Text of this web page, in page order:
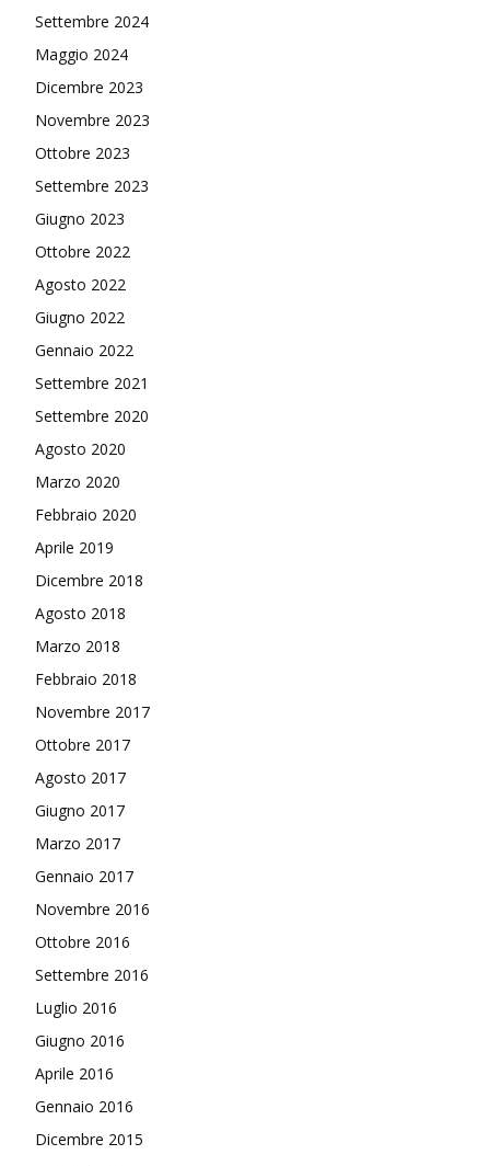
Settembre 2024
Maggio 2024
Dicembre 2023
Novembre 2023
Ottobre 2023
Settembre 2023
Giugno 2023
Ottobre 2022
Agosto 2022
Giugno 2022
Gennaio 2022
Settembre 2021
Settembre 2020
Agosto 2020
Marzo 2020
Febbraio 2020
Aprile 2019
Dicembre 2018
Agosto 2018
Marzo 2018
Febbraio 2018
Novembre 2017
Ottobre 2017
Agosto 2017
Giugno 2017
Marzo 2017
Gennaio 2017
Novembre 2016
Ottobre 2016
Settembre 2016
Luglio 2016
Giugno 2016
Aprile 2016
Gennaio 2016
Dicembre 2015